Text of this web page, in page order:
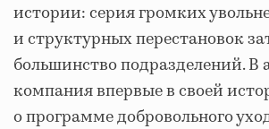
истории: серия громких
и структурных перестановок
большинство подразделений. В
компания впервые в своей
о программе добровольного